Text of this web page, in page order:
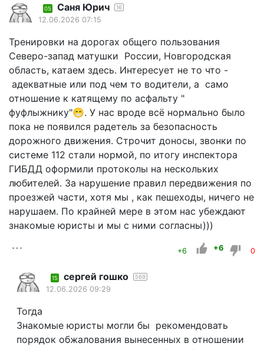
05 Саня Юрич 16
12.06.2026 07:15
Тренировки на дорогах общего пользования
Северо-запад матушки России, Новгородская
область, катаем здесь. Интересует не то что -
адекватные или под чем то водители, а само
отношение к катящему по асфальту "
фуфлыжнику"😁. У нас вроде всё нормально было
пока не появился радетель за безопасность
дорожного движения. Строчит доносы, звонки по
системе 112 стали нормой, по итогу инспектора
ГИБДД оформили протоколы на нескольких
любителей. За нарушение правил передвижения по
проезжей части, хотя мы , как пешеходы, ничего не
нарушаем. По крайней мере в этом нас убеждают
знакомые юристы и мы с ними согласны)))
+6 +6 0
15 сергей гошко 569
12.06.2026 09:29
Тогда
Знакомые юристы могли бы рекомендовать
порядок обжалования вынесенных в отношении